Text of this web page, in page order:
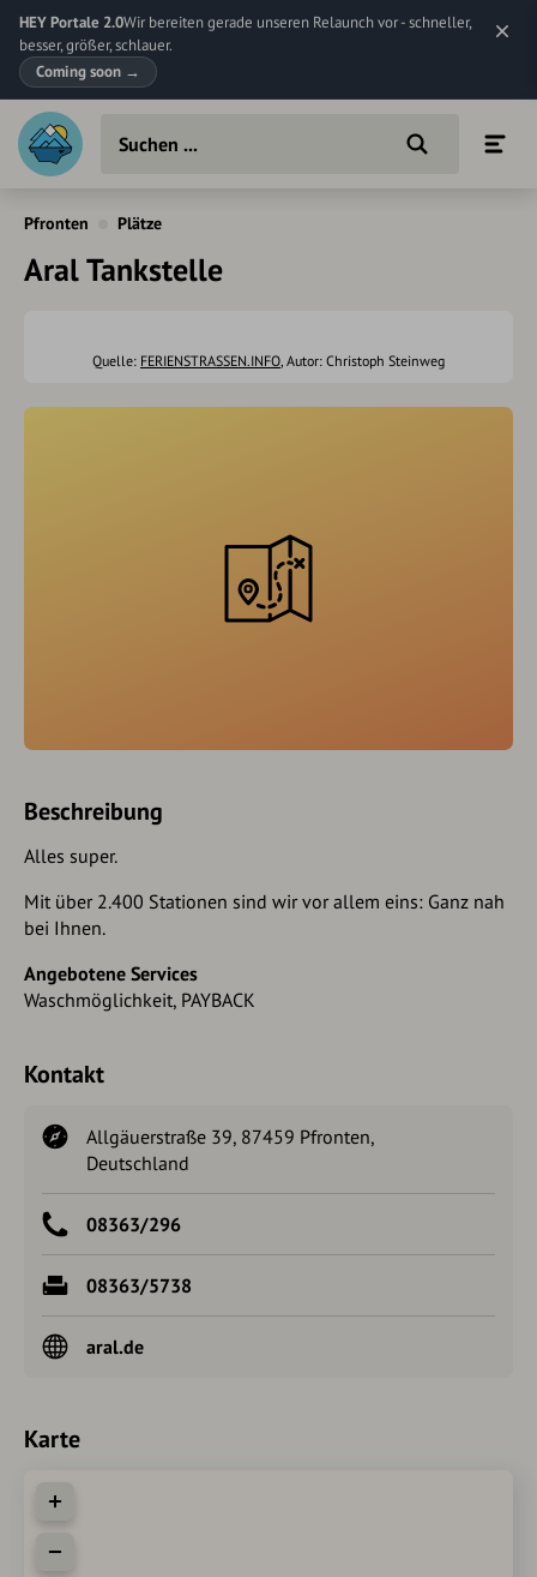
HEY Portale 2.0Wir bereiten gerade unseren Relaunch vor - schneller,
besser, größer, schlauer.
Coming soon →
Pfronten Plätze
Aral Tankstelle
Quelle: FERIENSTRASSEN.INFO, Autor: Christoph Steinweg
Beschreibung
Alles super.
Mit über 2.400 Stationen sind wir vor allem eins: Ganz nah
bei Ihnen.
Angebotene Services
Waschmöglichkeit, PAYBACK
Kontakt
Allgäuerstraße 39, 87459 Pfronten,
Deutschland
08363/296
08363/5738
aral.de
Karte